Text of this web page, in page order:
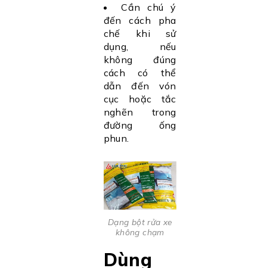
Cần chú ý
đến cách pha
chế khi sử
dụng, nếu
không đúng
cách có thể
dẫn đến vón
cục hoặc tắc
nghẽn trong
đường ống
phun.
Dạng bột rửa xe
không chạm
Dùng